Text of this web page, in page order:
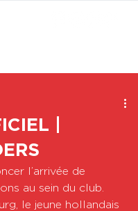
|
l’arrivée de
au sein du club.
le jeune hollandais